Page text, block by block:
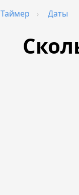
Таймер Даты